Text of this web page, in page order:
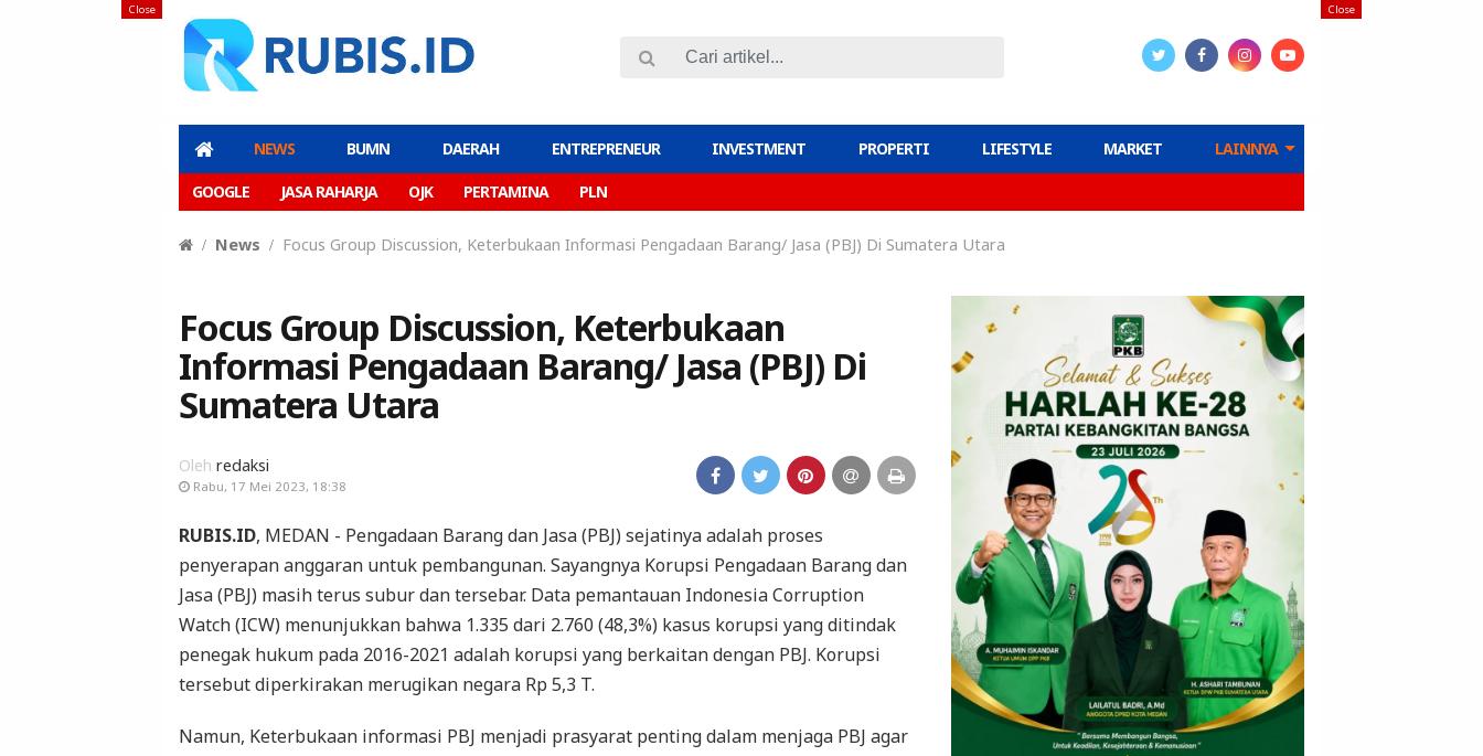
NEWS BUMN DAERAH ENTREPRENEUR INVESTMENT PROPERTI LIFESTYLE MARKET LAINNYA
GOOGLE JASA RAHARJA OJK PERTAMINA PLN
Close
Close
News Focus Group Discussion, Keterbukaan Informasi Pengadaan Barang/ Jasa (PBJ) Di Sumatera Utara
Focus Group Discussion, Keterbukaan
Informasi Pengadaan Barang/ Jasa (PBJ) Di
Sumatera Utara
Oleh redaksi
Rabu, 17 Mei 2023, 18:38
RUBIS.ID, MEDAN - Pengadaan Barang dan Jasa (PBJ) sejatinya adalah proses
penyerapan anggaran untuk pembangunan. Sayangnya Korupsi Pengadaan Barang dan
Jasa (PBJ) masih terus subur dan tersebar. Data pemantauan Indonesia Corruption
Watch (ICW) menunjukkan bahwa 1.335 dari 2.760 (48,3%) kasus korupsi yang ditindak
penegak hukum pada 2016-2021 adalah korupsi yang berkaitan dengan PBJ. Korupsi
tersebut diperkirakan merugikan negara Rp 5,3 T.
Namun, Keterbukaan informasi PBJ menjadi prasyarat penting dalam menjaga PBJ agar